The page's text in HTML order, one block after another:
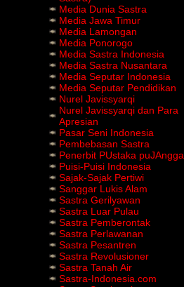
Media Dunia Sastra
Media Jawa Timur
Media Lamongan
Media Ponorogo
Media Sastra Indonesia
Media Sastra Nusantara
Media Seputar Indonesia
Media Seputar Pendidikan
Nurel Javissyarqi
Nurel Javissyarqi dan Para
Apresian
Pasar Seni Indonesia
Pembebasan Sastra
Penerbit PUstaka puJAngga
Puisi-Puisi Indonesia
Sajak-Sajak Pertiwi
Sanggar Lukis Alam
Sastra Gerilyawan
Sastra Luar Pulau
Sastra Pemberontak
Sastra Perlawanan
Sastra Pesantren
Sastra Revolusioner
Sastra Tanah Air
Sastra-Indonesia.com